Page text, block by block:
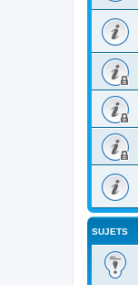
SUJETS